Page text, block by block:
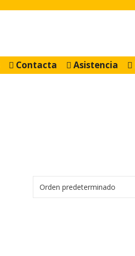
Contacta Asistencia